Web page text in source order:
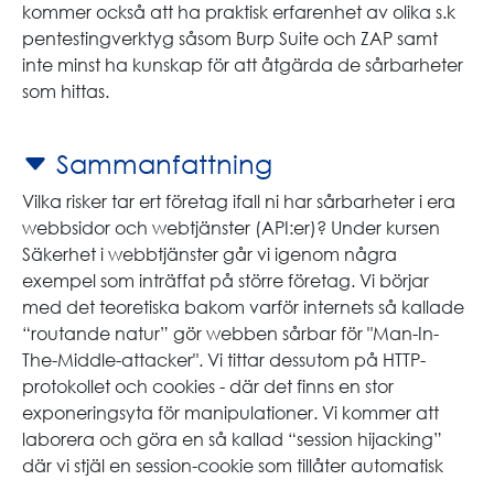
kommer också att ha praktisk erfarenhet av olika s.k
pentestingverktyg såsom Burp Suite och ZAP samt
inte minst ha kunskap för att åtgärda de sårbarheter
som hittas.
Sammanfattning
Vilka risker tar ert företag ifall ni har sårbarheter i era
webbsidor och webtjänster (API:er)? Under kursen
Säkerhet i webbtjänster går vi igenom några
exempel som inträffat på större företag. Vi börjar
med det teoretiska bakom varför internets så kallade
“routande natur” gör webben sårbar för "Man-In-
The-Middle-attacker". Vi tittar dessutom på HTTP-
protokollet och cookies - där det finns en stor
exponeringsyta för manipulationer. Vi kommer att
laborera och göra en så kallad “session hijacking”
där vi stjäl en session-cookie som tillåter automatisk